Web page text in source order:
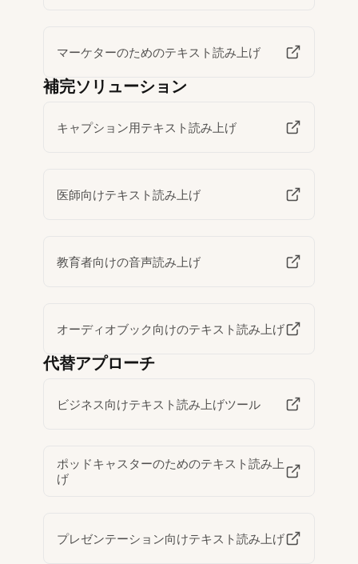
マーケターのためのテキスト読み上げ
補完ソリューション
キャプション用テキスト読み上げ
医師向けテキスト読み上げ
教育者向けの音声読み上げ
オーディオブック向けのテキスト読み上げ
代替アプローチ
ビジネス向けテキスト読み上げツール
ポッドキャスターのためのテキスト読み上
げ
プレゼンテーション向けテキスト読み上げ